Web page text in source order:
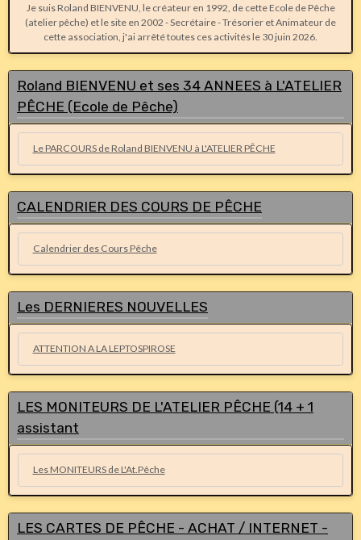
Je suis Roland BIENVENU, le créateur en 1992, de cette Ecole de Pêche
(atelier pêche) et le site en 2002 - Secrétaire - Trésorier et Animateur de
cette association, j'ai arrêté toutes ces activités le 30 juin 2026.
Roland BIENVENU et ses 34 ANNEES à L'ATELIER
PÊCHE (Ecole de Pêche)
Le PARCOURS de Roland BIENVENU à L'ATELIER PÊCHE
CALENDRIER DES COURS DE PÊCHE
Calendrier des Cours Pêche
Les DERNIERES NOUVELLES
ATTENTION A LA LEPTOSPIROSE
LES MONITEURS DE L'ATELIER PÊCHE (14 + 1
assistant
Les MONITEURS de L'At.Pêche
LES CARTES DE PÊCHE - ACHAT / INTERNET -